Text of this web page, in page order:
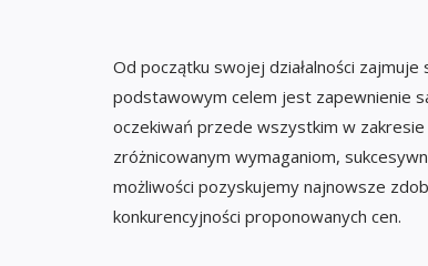
Od początku swojej działalności
podstawowym celem jest zapewnienie
oczekiwań przede wszystkim w
zróżnicowanym wymaganiom,
możliwości pozyskujemy najnowsze
konkurencyjności proponowanych cen.